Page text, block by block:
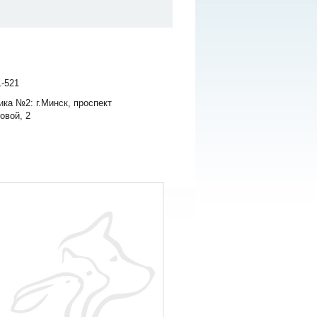
521
№2: г.Минск, проспект
2